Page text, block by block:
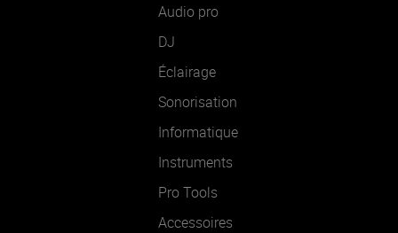
Audio pro
DJ
Éclairage
Sonorisation
Informatique
Instruments
Pro Tools
Accessoires